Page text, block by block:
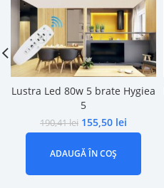
Lustra Led 80w 5 brate Hygiea
5
190,41lei 155,50 lei
ADAUGĂ ÎN COȘ